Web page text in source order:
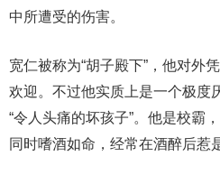
中所遭受的伤害。
宽仁被称为“胡子殿下”，他对外
欢迎。不过他实质上是一个极度
“令人头痛的坏孩子”。他是校霸
同时嗜酒如命，经常在酒醉后惹